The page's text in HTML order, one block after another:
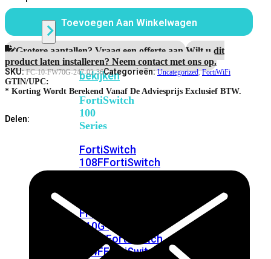
Alle
FortiSwitches
bekijken
FortiSwitch
100
Series
FortiSwitch
108FFortiSwitch
FPOE
110G-
FPOEFortiSwitch
124FFortiSwitch
Jaar
FortiCare
Premium
Support
aantal
Toevoegen Aan Winkelwagen
Grotere aantallen? Vraag een offerte aan.Wilt u dit
product laten installeren? Neem contact met ons op.
SKU:FC-10-FW70G-247-02-36Categorieën:Uncategorized,FortiWiFi
GTIN/UPC:
* Korting Wordt Berekend Vanaf De Adviesprijs Exclusief BTW.
Delen: